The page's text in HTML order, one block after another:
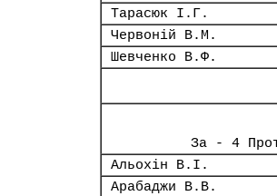
Тарасюк І.Г.
Червоній В.М.
Шевченко В.Ф.
За - 4
Альохін В.І.
Арабаджи В.В.